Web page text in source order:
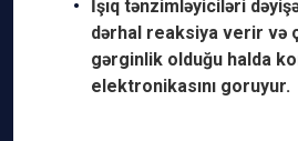
İşıq tənzimləyiciləri
dərhal reaksiya verir və
gərginlik olduğu halda
elektronikasını goruyur.